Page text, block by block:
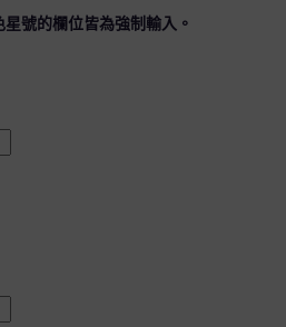
號的欄位皆為強制輸入。